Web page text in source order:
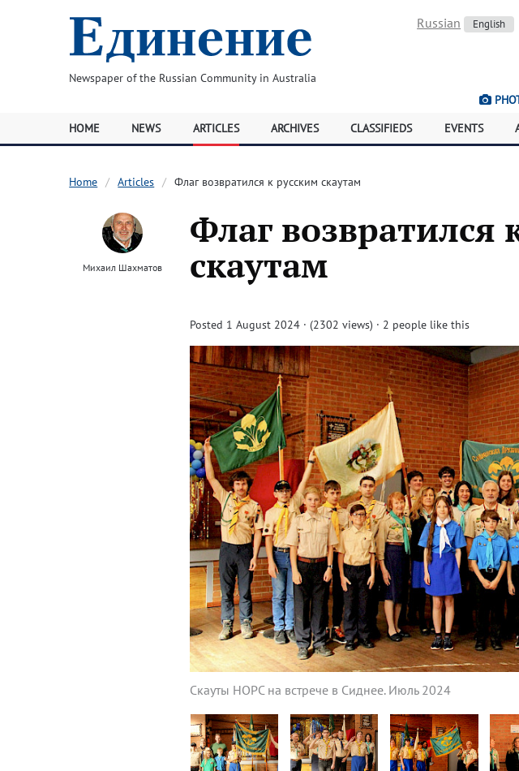
Newspaper of the Russian Community in Australia
Russian English
HOME NEWS ARTICLES ARCHIVES CLASSIFIEDS EVENTS
Home Articles Флаг возвратился к русским скаутам
Михаил Шахматов
Флаг возвратился
скаутам
Posted 1 August 2024 · (2302 views) · 2 people like this
Скауты НОРС на встрече в Сиднее. Июль 2024